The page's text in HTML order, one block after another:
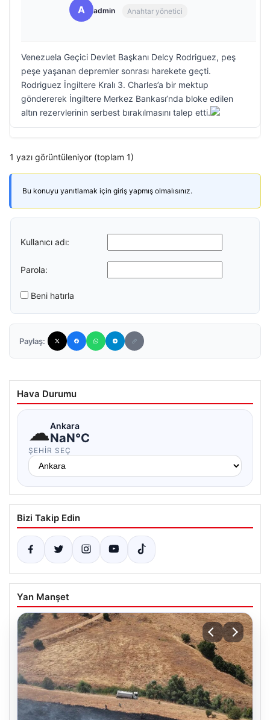
A admin Anahtar yönetici
Venezuela Geçici Devlet Başkanı Delcy Rodriguez, peş
peşe yaşanan depremler sonrası harekete geçti.
Rodriguez İngiltere Kralı 3. Charles’a bir mektup
göndererek İngiltere Merkez Bankası’nda bloke edilen
altın rezervlerinin serbest bırakılmasını talep etti.
1 yazı görüntüleniyor (toplam 1)
Bu konuyu yanıtlamak için giriş yapmış olmalısınız.
Kullanıcı adı:
Parola:
Beni hatırla
Paylaş:
Hava Durumu
☁Ankara
NaN°C
ŞEHIR SEÇ
Bizi Takip Edin
Yan Manşet